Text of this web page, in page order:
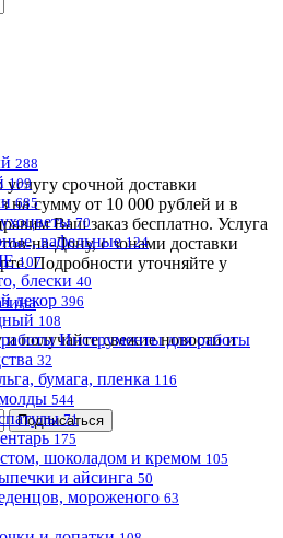
288
109
685
70
вафельные 124
107
блески 40
декор 396
108
Инструменты для работы
32
бумага, пленка 116
544
71
175
шоколадом и кремом 105
и айсинга 50
мороженого 63
срочной доставки
на сумму от 10 000 рублей и в
Ваш заказ бесплатно. Услуга
на-Дону, с зонами доставки
Подробности уточняйте у
получайте свежие новости и